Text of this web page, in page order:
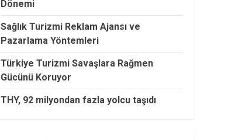
Dönemi
Sağlık Turizmi Reklam Ajansı ve
Pazarlama Yöntemleri
Türkiye Turizmi Savaşlara Rağmen
Gücünü Koruyor
THY, 92 milyondan fazla yolcu taşıdı